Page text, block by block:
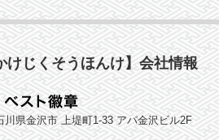
けじくそうほんけ】会社情報
川県金沢市 上堤町1-33 アパ金沢ビル2F